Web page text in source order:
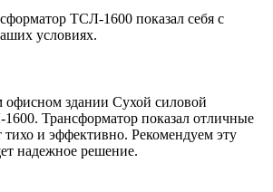
ТСЛ-1600 показал себя с
условиях.
офисном здании Сухой силовой
Трансформатор показал отличные
тихо и эффективно. Рекомендуем эту
надежное решение.